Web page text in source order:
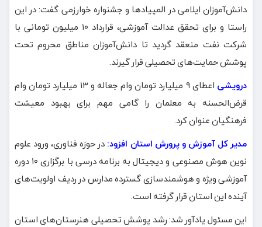
دانش‌آموزان ایلامی در المپیادها و جشنواره خوارزمی گفت: در این
راستا و برای تحقق عدالت آموزشی، قرارداد ۱۰ میلیون تومانی با
شرکت نفت منعقد گردید تا دانش‌آموزان مناطق محروم تحت
پوشش حمایت‌های تحصیلی قرار گیرند.
درویشی
اعطای ۹ میلیارد تومان وام جعاله و ۱۳ میلیارد تومان وام
قرض‌الحسنه به معلمان را گامی مهم برای بهبود معیشت
فرهنگیان عنوان کرد.
مدیر کل آموزش و پرورش استان افزود:در حوزه فناوری، ورود علوم
نوین هوش مصنوعی و دیجیتال به برنامه درسی با برگزاری ۱۰ دوره
آموزشی ویژه و هوشمندسازی گسترده مدارس در ردیف اولویت‌های
آینده این استان قرار گرفته است.
این مسئول یادآور شد: رشد پوشش تحصیلی هنرستان‌های استان